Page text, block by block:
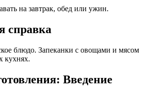
на завтрак, обед или ужин.
справка
блюдо. Запеканки с овощами и мясом
кухнях.
Введение